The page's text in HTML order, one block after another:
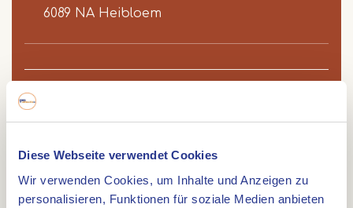
Diese Webseite verwendet Cookies
Wir verwenden Cookies, um Inhalte und Anzeigen zu
personalisieren, Funktionen für soziale Medien anbieten
6089 NA Heibloem
Item
1
Länge: 29,2 km. Startort Will's Ranche: Diese